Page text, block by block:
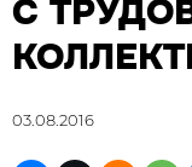
С
03.08.2016